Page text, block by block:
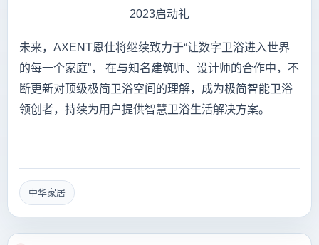
2023启动礼
未来，AXENT恩仕将继续致力于“让数字卫浴进入世界
的每一个家庭”， 在与知名建筑师、设计师的合作中，不
断更新对顶级极简卫浴空间的理解，成为极简智能卫浴
领创者，持续为用户提供智慧卫浴生活解决方案。
中华家居